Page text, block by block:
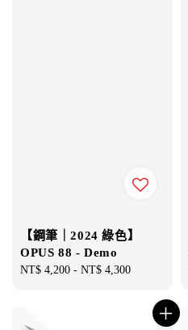
【鋼筆｜2024 綠色】
OPUS 88 - Demo
Regular
NT$ 4,200 - NT$ 4,300